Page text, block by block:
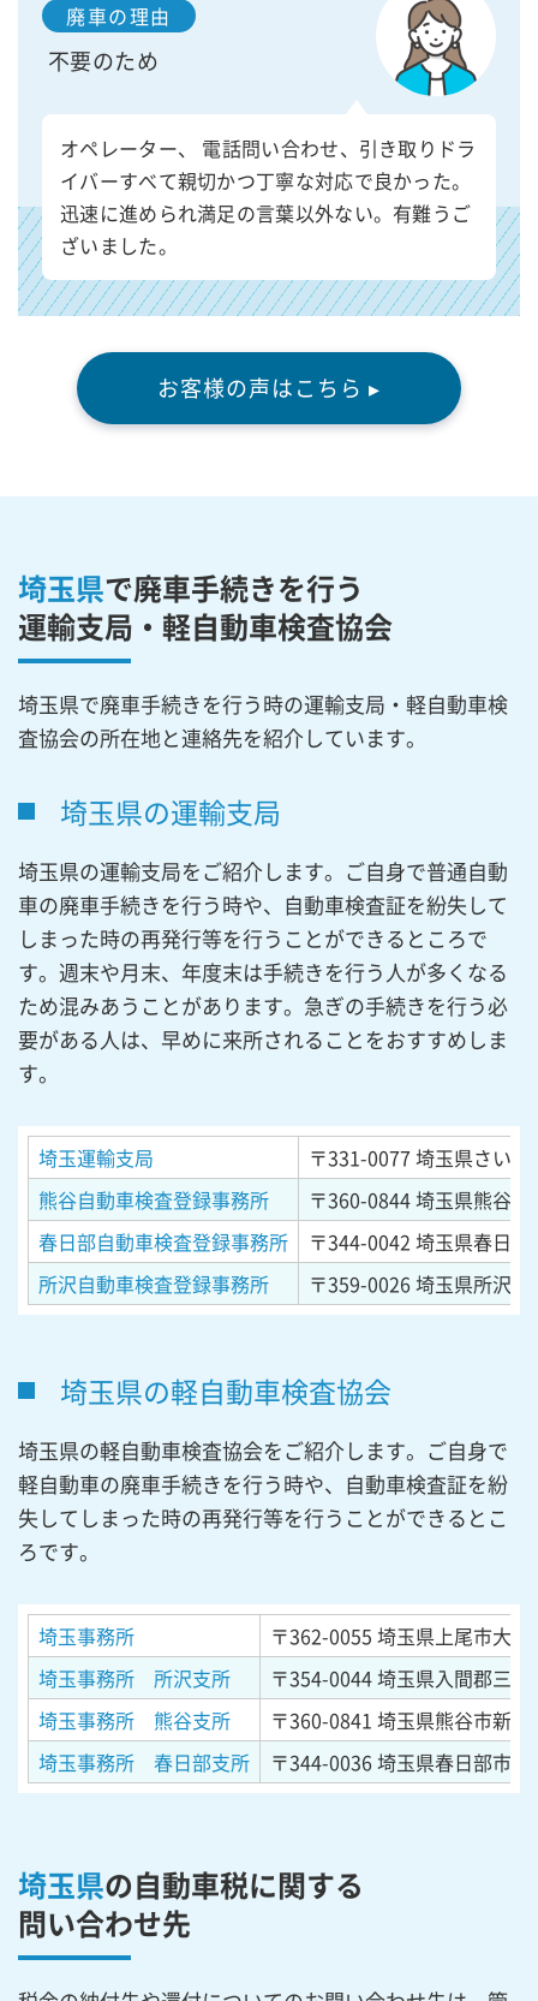
廃車の理由
不要のため
オペレーター、 電話問い合わせ、引き取りドラ
イバーすべて親切かつ丁寧な対応で良かった。
迅速に進められ満足の言葉以外ない。有難うご
ざいました。
お客様の声はこちら ▸
埼玉県で廃車手続きを行う
運輸支局・軽自動車検査協会
埼玉県で廃車手続きを行う時の運輸支局・軽自動車検
査協会の所在地と連絡先を紹介しています。
埼玉県の運輸支局
埼玉県の運輸支局をご紹介します。ご自身で普通自動
車の廃車手続きを行う時や、自動車検査証を紛失して
しまった時の再発行等を行うことができるところで
す。週末や月末、年度末は手続きを行う人が多くなる
ため混みあうことがあります。急ぎの手続きを行う必
要がある人は、早めに来所されることをおすすめしま
す。
埼玉運輸支局 〒331-0077埼玉県さい
熊谷自動車検査登録事務所
〒360-0844埼玉県熊谷
春日部自動車検査登録事務所
〒344-0042 埼玉県春日
所沢自動車検査登録事務所
〒359-0026埼玉県所沢
埼玉県の軽自動車検査協会
埼玉県の軽自動車検査協会をご紹介します。ご自身で
軽自動車の廃車手続きを行う時や、自動車検査証を紛
失してしまった時の再発行等を行うことができるとこ
ろです。
埼玉事務所 〒362-0055 埼玉県上尾市大
埼玉事務所 所沢支所
〒354-0044埼玉県入間郡三
埼玉事務所 熊谷支所
〒360-0841 埼玉県熊谷市新
埼玉事務所 春日部支所
〒344-0036埼玉県春日部市
埼玉県の自動車税に関する
問い合わせ先